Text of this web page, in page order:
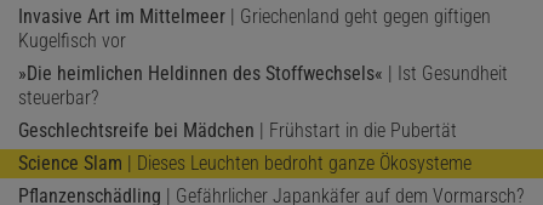
Invasive Art im Mittelmeer | Griechenland geht gegen giftigen
Kugelfisch vor
»Die heimlichen Heldinnen des Stoffwechsels« | Ist Gesundheit
steuerbar?
Geschlechtsreife bei Mädchen | Frühstart in die Pubertät
Science Slam | Dieses Leuchten bedroht ganze Ökosysteme
Pflanzenschädling | Gefährlicher Japankäfer auf dem Vormarsch?